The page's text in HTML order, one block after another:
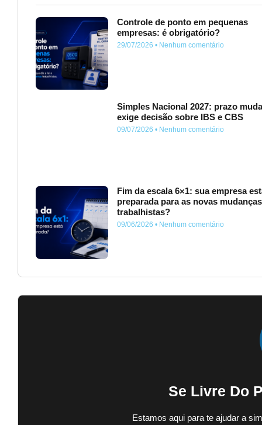
Controle de ponto em pequenas
empresas: é obrigatório?
29/07/2026 Nenhum comentário
Simples Nacional 2027: prazo
exige decisão sobre IBS e CBS
09/07/2026 Nenhum comentário
Fim da escala 6×1: sua empresa
preparada para as novas mudanças
trabalhistas?
09/06/2026 Nenhum comentário
Se Livre Do
Estamos aqui para te ajudar a